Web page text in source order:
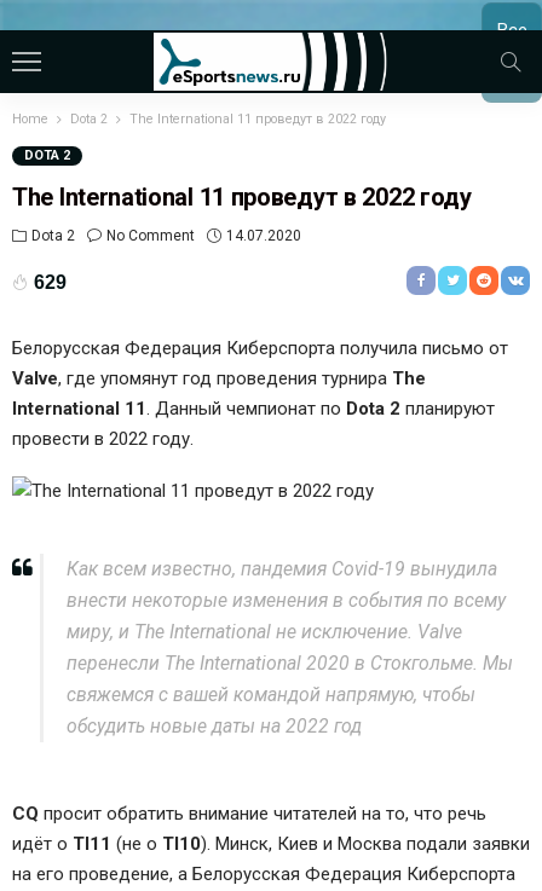
Все
МАТЧИ
Home Dota 2 The International 11 проведут в 2022 году
DOTA 2
The International 11 проведут в 2022 году
Dota 2 No Comment 14.07.2020
629
Белорусская Федерация Киберспорта получила письмо от
Valve, где упомянут год проведения турнира The
International 11 . Данный чемпионат по Dota 2 планируют
провести в 2022 году.
Как всем известно, пандемия Covid-19 вынудила
внести некоторые изменения в события по всему
миру, и The International не исключение. Valve
перенесли The International 2020 в Стокгольме. Мы
свяжемся с вашей командой напрямую, чтобы
обсудить новые даты на 2022 год
CQ просит обратить внимание читателей на то, что речь
идёт о TI11 (не о TI10). Минск, Киев и Москва подали заявки
на его проведение, а Белорусская Федерация Киберспорта